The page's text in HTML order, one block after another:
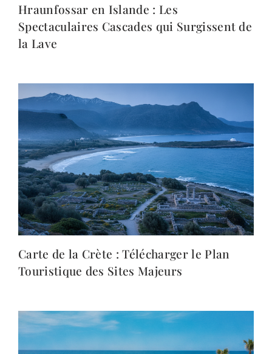
Hraunfossar en Islande : Les
Spectaculaires Cascades qui Surgissent de
la Lave
Carte de la Crète : Télécharger le Plan
Touristique des Sites Majeurs